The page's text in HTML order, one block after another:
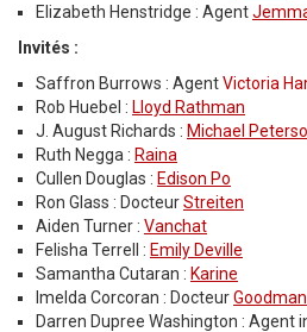
Elizabeth Henstridge : Agent
Invités :
Saffron Burrows : AgentVictoria
Rob Huebel : Lloyd Rathman
J. August Richards : Michael
Ruth Negga : Raina
Cullen Douglas : Edison Po
Ron Glass : DocteurStreiten
Aiden Turner : Vanchat
Felisha Terrell : Emily Deville
Samantha Cutaran : Karine
Imelda Corcoran : DocteurGoodman
Darren Dupree Washington : Agent